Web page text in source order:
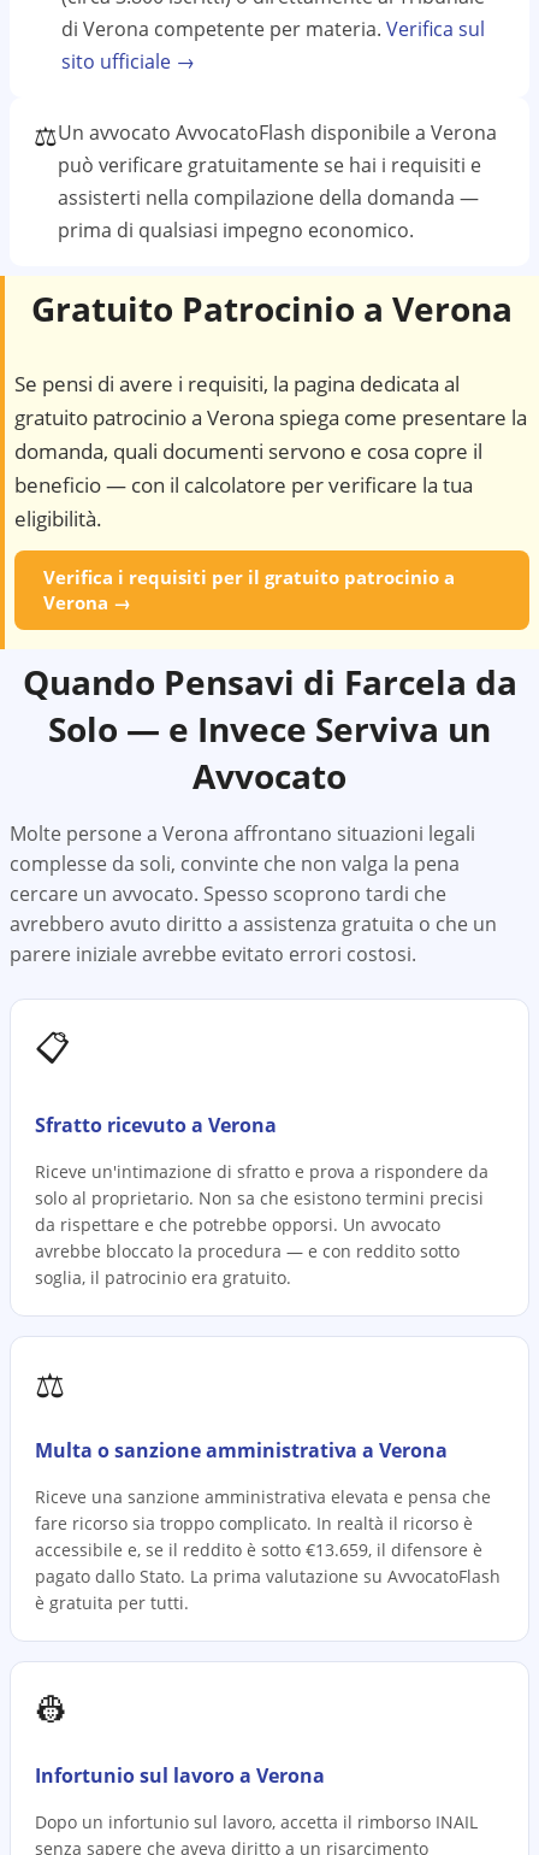
di Verona competente per materia. Verifica sul
sito ufficiale →
⚖️Un avvocato AvvocatoFlash disponibile a Verona
può verificare gratuitamente se hai i requisiti e
assisterti nella compilazione della domanda —
prima di qualsiasi impegno economico.
Gratuito Patrocinio a Verona
Se pensi di avere i requisiti, la pagina dedicata al
gratuito patrocinio a Verona spiega come presentare la
domanda, quali documenti servono e cosa copre il
beneficio — con il calcolatore per verificare la tua
eligibilità.
Verifica i requisiti per il gratuito patrocinio a
Verona →
Quando Pensavi di Farcela da
Solo — e Invece Serviva un
Avvocato
Molte persone a Verona affrontano situazioni legali
complesse da soli, convinte che non valga la pena
cercare un avvocato. Spesso scoprono tardi che
avrebbero avuto diritto a assistenza gratuita o che un
parere iniziale avrebbe evitato errori costosi.
📋
Sfratto ricevuto a Verona
Riceve un'intimazione di sfratto e prova a rispondere da
solo al proprietario. Non sa che esistono termini precisi
da rispettare e che potrebbe opporsi. Un avvocato
avrebbe bloccato la procedura — e con reddito sotto
soglia, il patrocinio era gratuito.
⚖️
Multa o sanzione amministrativa a Verona
Riceve una sanzione amministrativa elevata e pensa che
fare ricorso sia troppo complicato. In realtà il ricorso è
accessibile e, se il reddito è sotto €13.659, il difensore è
pagato dallo Stato. La prima valutazione su AvvocatoFlash
è gratuita per tutti.
👷
Infortunio sul lavoro a Verona
Dopo un infortunio sul lavoro, accetta il rimborso INAIL
senza sapere che aveva diritto a un risarcimento